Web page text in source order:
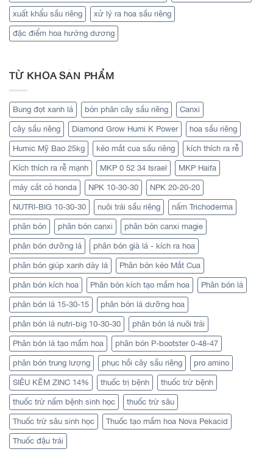
xuất khẩu sầu riêng xử lý ra hoa sầu riêng
đặc điểm hoa hướng dương
TỪ KHÓA SẢN PHẨM
Bung đọt xanh lá bón phân cây sầu riêng Canxi
cây sầu riêng Diamond Grow Humi K Power hoa sầu riêng
Humic Mỹ Bao 25kg kéo mắt cua sầu riêng kích thích ra rễ
Kích thích ra rễ mạnh MKP 0 52 34 Israel MKP Haifa
máy cắt cỏ honda NPK 10-30-30 NPK 20-20-20
NUTRI-BIG 10-30-30 nuôi trái sầu riêng nấm Trichoderma
phân bón phân bón canxi phân bón canxi magie
phân bón dưỡng lá phân bón già lá - kích ra hoa
phân bón giúp xanh dày lá Phân bón kéo Mắt Cua
phân bón kích hoa Phân bón kích tạo mầm hoa Phân bón lá
phân bón lá 15-30-15 phân bón lá dưỡng hoa
phân bón lá nutri-big 10-30-30 phân bón lá nuôi trái
Phân bón lá tạo mầm hoa phân bón P-bootster 0-48-47
phân bón trung lượng phục hồi cây sầu riêng pro amino
SIÊU KẼM ZINC 14% thuốc trị bệnh thuốc trừ bệnh
thuốc trừ nấm bệnh sinh học thuốc trừ sâu
Thuốc trừ sâu sinh học Thuốc tạo mầm hoa Nova Pekacid
Thuốc đậu trái